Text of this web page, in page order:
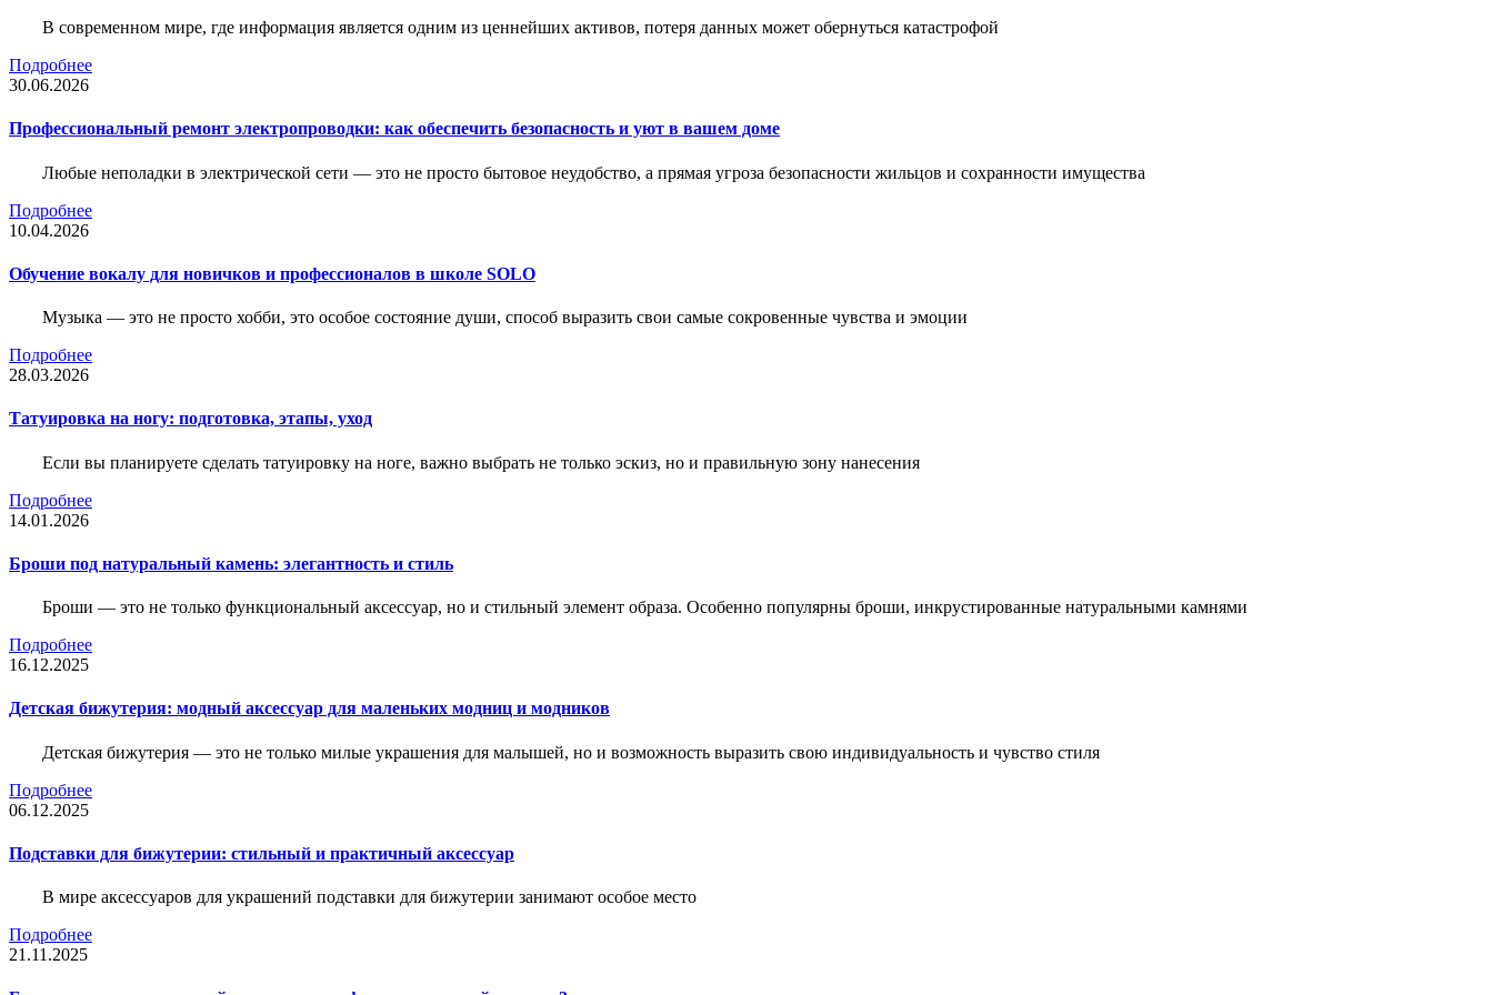
В современном мире, где информация является одним из ценнейших активов, потеря данных может обернуться катастрофой
Подробнее
30.06.2026
Профессиональный ремонт электропроводки: как обеспечить безопасность и уют в вашем доме
Любые неполадки в электрической сети — это не просто бытовое неудобство, а прямая угроза безопасности жильцов и сохранности имущества
Подробнее
10.04.2026
Обучение вокалу для новичков и профессионалов в школе SOLO
Музыка — это не просто хобби, это особое состояние души, способ выразить свои самые сокровенные чувства и эмоции
Подробнее
28.03.2026
Татуировка на ногу: подготовка, этапы, уход
Если вы планируете сделать татуировку на ноге, важно выбрать не только эскиз, но и правильную зону нанесения
Подробнее
14.01.2026
Броши под натуральный камень: элегантность и стиль
Броши — это не только функциональный аксессуар, но и стильный элемент образа. Особенно популярны броши, инкрустированные натуральными камнями
Подробнее
16.12.2025
Детская бижутерия: модный аксессуар для маленьких модниц и модников
Детская бижутерия — это не только милые украшения для малышей, но и возможность выразить свою индивидуальность и чувство стиля
Подробнее
06.12.2025
Подставки для бижутерии: стильный и практичный аксессуар
В мире аксессуаров для украшений подставки для бижутерии занимают особое место
Подробнее
21.11.2025